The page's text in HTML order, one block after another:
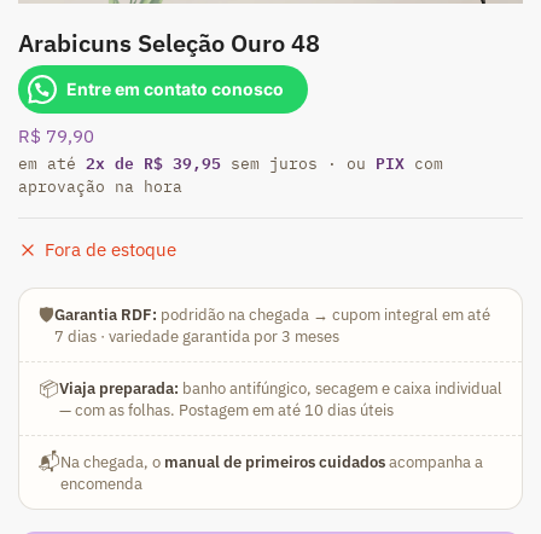
Arabicuns Seleção Ouro 48
Entre em contato conosco
R$ 79,90
em até 2x de R$ 39,95 sem juros · ou PIX com
aprovação na hora
Fora de estoque
🛡️Garantia RDF: podridão na chegada → cupom integral em até
7 dias · variedade garantida por 3 meses
📦Viaja preparada: banho antifúngico, secagem e caixa individual
— com as folhas. Postagem em até 10 dias úteis
📬Na chegada, o manual de primeiros cuidadosacompanha a
encomenda